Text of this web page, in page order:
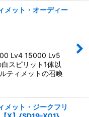
メット・オーディー
Lv4 15000 Lv5
スピリット1体以
ティメットの召喚
メット・ジークフリ